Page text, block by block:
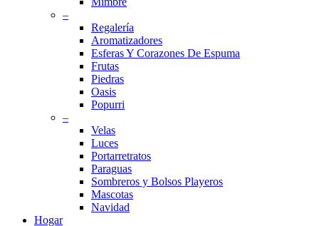
–
Regalería
Aromatizadores
Esferas Y Corazones De Espuma
Frutas
Piedras
Oasis
Popurri
–
Velas
Luces
Portarretratos
Paraguas
Sombreros y Bolsos Playeros
Mascotas
Navidad
Hogar